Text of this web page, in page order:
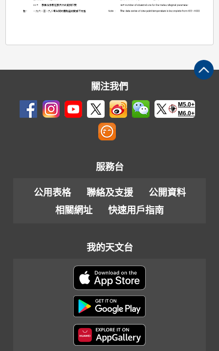
關注我們
M5.0+
M6.0+
服務台
公用表格 聯絡及支援
公開資料
相關網址
快速用戶指南
我的天文台